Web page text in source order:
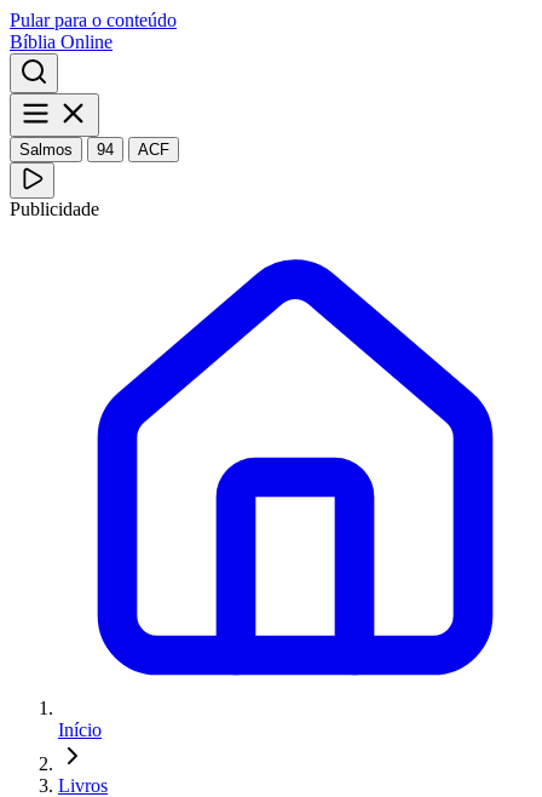
Pular para o conteúdo
Bíblia Online
Salmos 94 ACF
Publicidade
Início
Livros